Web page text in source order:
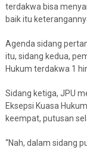
terdakwa bisa
baik itu
Agenda sidang
itu, sidang kedua,
Hukum terdakwa 1
Sidang ketiga, JPU
Eksepsi Kuasa
keempat, putusan
“Nah, dalam sidang